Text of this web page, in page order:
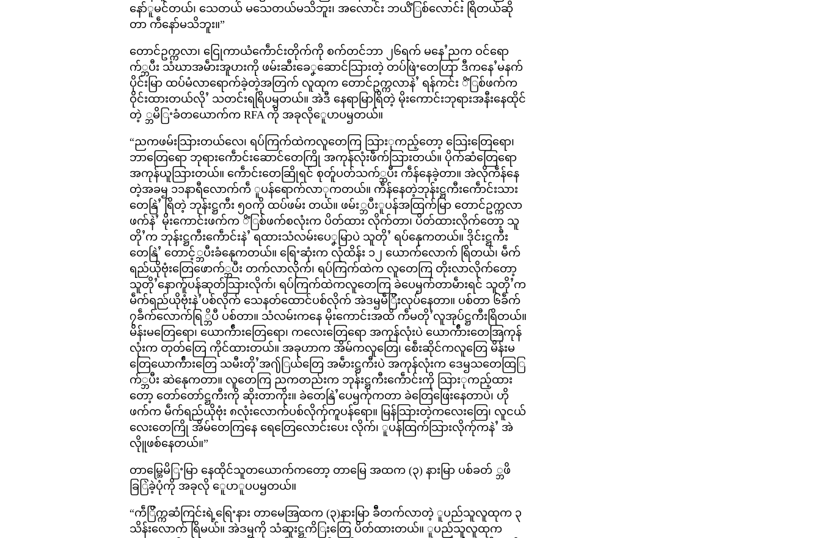
နော်ူမင်တယ်၊ သေတယ် မသေတယ်မသိဘူး၊ အလောင်း ဘယိံြစ်လောင်း ရြိတယ်ဆို
တာ ကဵနော်မသိဘူး။”
တောင်ဥက္ကလာ၊ ငြေုကာယံကေဵာင်းတိုက်ကို စက်တင်ဘာ ၂၆ရက် မနေႛညက ဝင်ရော
က်္ဘပီး သံဃာအမဵားအူပားကို ဖမ်းဆီးခေၞဆောင်သြားတဲ့ တပ်ဖြဲႚတေဟြာ ဒီကနေႛမနက်
ပိုင်းမြာ ထပ်မံလာရောက်ခဲ့တဲ့အတြက် လူထုက တောင်ဥက္ကလာနဲႛ ရန်ကင်း ိံြစ်ဖက်က
ဝိုင်းထားတယ်လိုႛ သတင်းရရြိပၝတယ်။ အဲဒီ နေရာမြာရြိတဲ့ မိုးကောင်းဘုရားအနီးနေထိုင်
တဲ့ ္ဘမိြႚခံတယောက်က RFA ကို အခုလိုေူပာပၝတယ်။
“ညကဖမ်းသြားတယ်လေ၊ ရပ်ကြက်ထဲကလူတေကြ သြားုကည့်တော့ သြေးတြေရော၊
ဘာတြေရော ဘုရားကေဵာင်းဆောင်တေကြို အကုန်လုံးဖဵက်သြားတယ်။ ပိုက်ဆံတြေရော
အကုန်ယူသြားတယ်။ ကေဵာင်းတေဆြိုရင် စုတ်ူပတ်သက်္ဘပီး ကဵန်နေခဲ့တာ။ အဲလိုကဵန်နေ
တဲ့အခၝ ၁၁နာရီလောက်ကဵ ူပန်ရောက်လာုကတယ်။ ကဵန်နေတဲ့ဘုန်းဋ္ဌကီးကေဵာင်းသား
တေနြဲႛ ရြိတဲ့ ဘုန်းဋ္ဌကီး ၅၀ကို ထပ်ဖမ်း တယ်။ ဖမ်း္ဘပီးူပန်အထြက်မြာ တောင်ဥက္ကလာ
ဖက်နဲႛ မိုးကောင်းဖက်က ိံြစ်ဖက်စလုံးက ပိတ်ထား လိုက်တာ၊ ပိတ်ထားလိုက်တော့ သူ
တိုႛက ဘုန်းဋ္ဌကီးကေဵာင်းနဲႛ ရထားသံလမ်းပေၞမြာပဲ သူတိုႛ ရပ်နေုကတယ်။ ဒိုင်းဋ္ဌကီး
တေနြဲႛ တောင့်္ဘပီးခံနေုကတယ်။ ရြေႚဆုံးက လုံထိန်း ၁၂ ယောက်လောက် ရြိတယ်၊ မဵက်
ရည်ယိုဗုံးတြေဖောက်္ဘပီး တက်လာလိုက်၊ ရပ်ကြက်ထဲက လူတေကြ တိုးလာလိုက်တော့
သူတိုႛနောက်ူပန်ဆုတ်သြားလိုက်၊ ရပ်ကြက်ထဲကလူတေကြ ခဲပေၝက်တာမဵားရင် သူတိုႛက
မဵက်ရည်ယိုဗုံးနဲႛပစ်လိုက် သေနတ်ထောင်ပစ်လိုက် အဲဒၝမဵြိးလုပ်နေတာ။ ပစ်တာ ၆ခဵက်
၇ခဵက်လောက်ရြ္ဘိပီ ပစ်တာ။ သံလမ်းကနေ မိုးကောင်းအထိ ကဵမတိုႛလူအုပ်ဋ္ဌကီးရြိတယ်။
မိန်းမတြေရော၊ ယောက်ဵားတြေရော၊ ကလေးတြေရော အကုန်လုံးပဲ ယောက်ဵားတေအြကုန်
လုံးက တုတ်တြေ ကိုင်ထားတယ်။ အခုဟာက အိမ်ကလူတြေ၊ စေဵးဆိုင်ကလူတြေ မိန်းမ
တြေယောက်ဵားတြေ သမီးတိုႛအ႟ြယ်တြေ အမဵားဋ္ဌကီးပဲ အကုန်လုံးက ဒေၝသတေထြြ
က်္ဘပီး ဆဲနေုကတာ။ လူတေကြ ညကတည်းက ဘုန်းဋ္ဌကီးကေဵာင်းကို သြားုကည့်ထား
တော့ တော်တော်ဋ္ဌကီးကို ဆိုးတာကိုး။ ခဲတေနြဲႛပေၝက်ုကတာ ခဲတြေဖြေးနေတာပဲ၊ ဟို
ဖက်က မဵက်ရည်ယိုဗုံး ၈လုံးလောက်ပစ်လိုက်ုကူပန်ရော။ မြန်သြားတဲ့ကလေးတြေ၊ လူငယ်
လေးတေကြို အိမ်တေကြနေ ရေတြေလောင်းပေး လိုက်၊ ူပန်ထြက်သြားလိုက်ုကနဲႛ အဲ
လိုူဖစ်နေတယ်။”
တာမ္ဘြေမိြႚမြာ နေထိုင်သူတယောက်ကတော့ တာမြေ အထက (၃) နားမြာ ပစ်ခတ် ္ဘဖိ
ခြြဲခဲ့ပုံကို အခုလို ေူပာူပပၝတယ်။
“ကဵြိက္ကဆံကြင်းရဲ့ရြေႚနား တာမေအြထက (၃)နားမြာ ခဵီတက်လာတဲ့ ူပည်သူလူထုက ၃
သိန်းလောက် ရြိမယ်။ အဲဒၝကို သံဆူးဋ္ဌကိြးတြေ ပိတ်ထားတယ်။ ူပည်သူလူထုက